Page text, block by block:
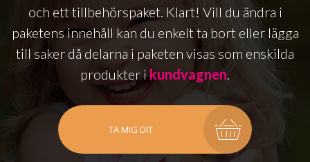
och ett tillbehörspaket. Klart! Vill du ändra i
paketens innehåll kan du enkelt ta bort eller lägga
till saker då delarna i paketen visas som enskilda
produkter ikundvagnen
TA MIG DIT